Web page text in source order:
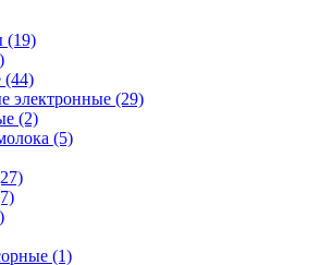
(19)
(44)
электронные (29)
(2)
(5)
(1)